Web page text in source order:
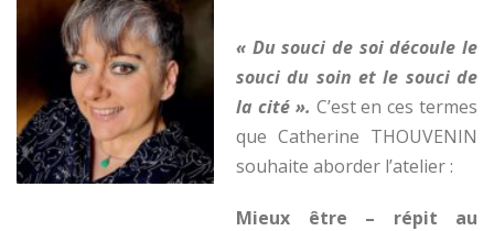
« Du souci de soi découle le
souci du soin et le souci de
la cité ». C’est en ces termes
que Catherine THOUVENIN
souhaite aborder l’atelier :
Mieux être – répit au